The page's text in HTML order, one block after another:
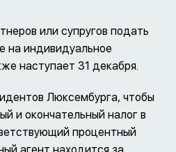
или супругов подать
на индивидуальное
наступает 31 декабря.
Люксембурга, чтобы
и окончательный налог в
процентный